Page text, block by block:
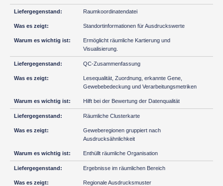
Raumkoordinatendatei
Standortinformationen für Ausdruckswerte
Ermöglicht räumliche Kartierung und
Visualisierung.
QC-Zusammenfassung
Lesequalität, Zuordnung, erkannte Gene,
Gewebebedeckung und Verarbeitungsmetriken
Hilft bei der Bewertung der Datenqualität
Räumliche Clusterkarte
Geweberegionen gruppiert nach
Ausdrucksähnlichkeit
Enthüllt räumliche Organisation
Ergebnisse im räumlichen Bereich
Regionale Ausdrucksmuster